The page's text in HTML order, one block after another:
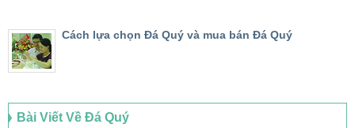
Cách lựa chọn Đá Quý và mua bán Đá Quý
Bài Viết Về Đá Quý